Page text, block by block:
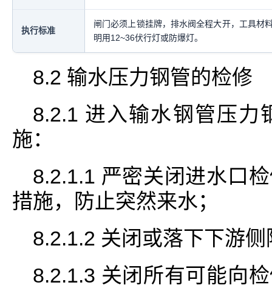
执行标准
闸门必须上锁挂牌，排水阀全程大开，工具材
明用12~36伏行灯或防爆灯。
8.2 输水压力钢管的检修
8.2.1 进入输水钢管压力
施：
8.2.1.1 严密关闭进水口
措施，防止突然来水；
8.2.1.2 关闭或落下下游
8.2.1.3 关闭所有可能向